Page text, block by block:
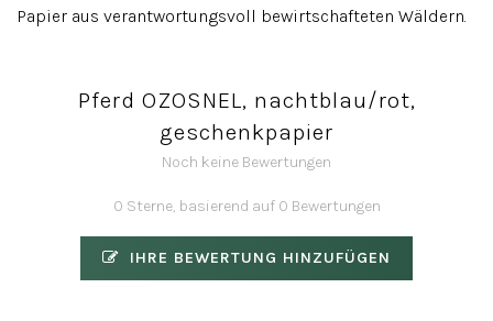
Papier aus verantwortungsvoll bewirtschafteten Wäldern.
Pferd OZOSNEL, nachtblau/rot,
geschenkpapier
Noch keine Bewertungen
0 Sterne, basierend auf 0 Bewertungen
IHRE BEWERTUNG HINZUFÜGEN